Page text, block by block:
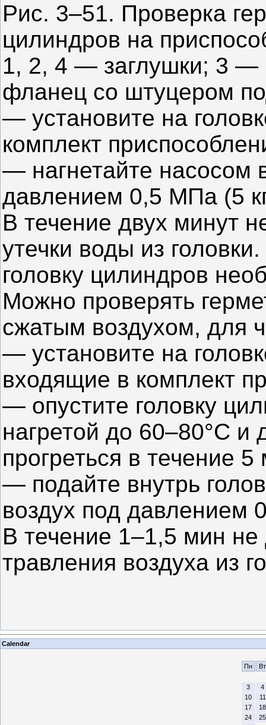
Рис. 3–51. Проверка
цилиндров на
1, 2, 4 — заглушки; 3 —
фланец со штуцером
— установите на
комплект
— нагнетайте насосом
давлением 0,5 МПа (5
В течение двух минут
утечки воды из
головку цилиндров
Можно проверять
сжатым воздухом, для
— установите на
входящие в комплект
— опустите головку
нагретой до 60–80°С и
прогреться в течение 5
— подайте внутрь
воздух под давлением
В течение 1–1,5 мин
травления воздуха из
Calendar
Пн
Вт
3
4
10
11
17
18
24
25